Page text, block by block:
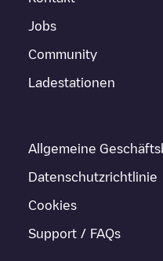
Jobs
Community
Ladestationen
Allgemeine
Datenschutzrichtlinie
Cookies
Support / FAQs